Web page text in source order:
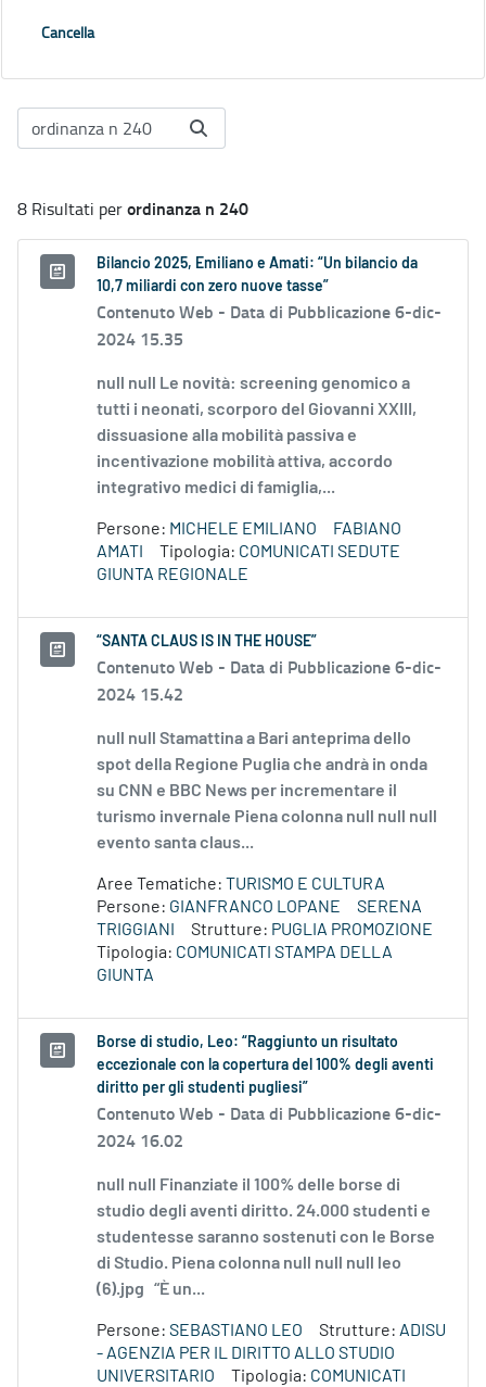
Cancella
8 Risultati perordinanza n 240
Bilancio 2025, Emiliano e Amati: “Un bilancio da
10,7 miliardi con zero nuove tasse”
Contenuto Web - Data di Pubblicazione 6-dic-
2024 15.35
null null Le novità: screening genomico a
tutti i neonati, scorporo del Giovanni XXIII,
dissuasione alla mobilità passiva e
incentivazione mobilità attiva, accordo
integrativo medici di famiglia,...
Persone: MICHELE EMILIANO
FABIANO
AMATI
Tipologia: COMUNICATI SEDUTE
GIUNTA REGIONALE
“SANTA CLAUS IS IN THE HOUSE”
Contenuto Web - Data di Pubblicazione 6-dic-
2024 15.42
null null Stamattina a Bari anteprima dello
spot della Regione Puglia che andrà in onda
su CNN e BBC News per incrementare il
turismo invernale Piena colonna null null null
evento santa claus...
Aree Tematiche: TURISMO E CULTURA
Persone: GIANFRANCO LOPANE
SERENA
TRIGGIANI
Strutture: PUGLIA PROMOZIONE
Tipologia: COMUNICATI STAMPA DELLA
GIUNTA
Borse di studio, Leo: “Raggiunto un risultato
eccezionale con la copertura del 100% degli aventi
diritto per gli studenti pugliesi”
Contenuto Web - Data di Pubblicazione 6-dic-
2024 16.02
null null Finanziate il 100% delle borse di
studio degli aventi diritto. 24.000 studenti e
studentesse saranno sostenuti con le Borse
di Studio. Piena colonna null null null leo
(6).jpg “È un...
Persone: SEBASTIANO LEO Strutture: ADISU
- AGENZIA PER IL DIRITTO ALLO STUDIO
UNIVERSITARIO
Tipologia: COMUNICATI